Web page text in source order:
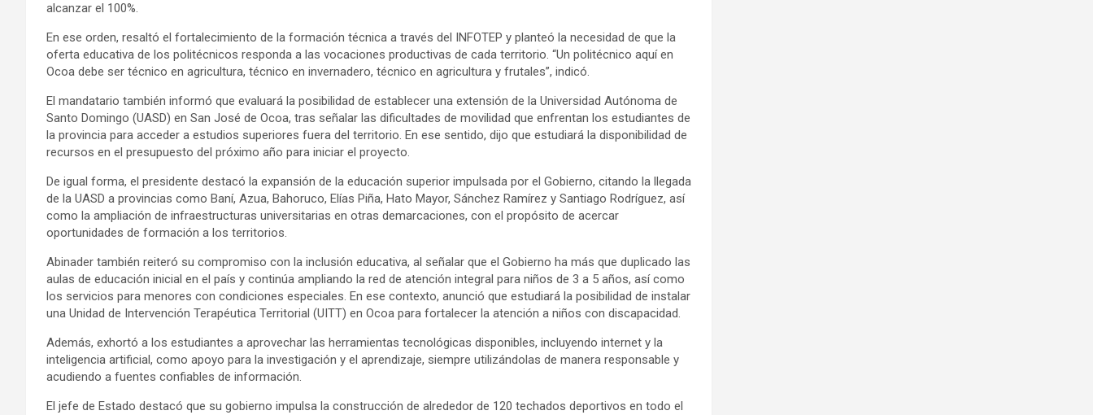
alcanzar el 100%.
En ese orden, resaltó el fortalecimiento de la formación técnica a través del INFOTEP y planteó la necesidad de que la
oferta educativa de los politécnicos responda a las vocaciones productivas de cada territorio. “Un politécnico aquí en
Ocoa debe ser técnico en agricultura, técnico en invernadero, técnico en agricultura y frutales”, indicó.
El mandatario también informó que evaluará la posibilidad de establecer una extensión de la Universidad Autónoma de
Santo Domingo (UASD) en San José de Ocoa, tras señalar las dificultades de movilidad que enfrentan los estudiantes de
la provincia para acceder a estudios superiores fuera del territorio. En ese sentido, dijo que estudiará la disponibilidad de
recursos en el presupuesto del próximo año para iniciar el proyecto.
De igual forma, el presidente destacó la expansión de la educación superior impulsada por el Gobierno, citando la llegada
de la UASD a provincias como Baní, Azua, Bahoruco, Elías Piña, Hato Mayor, Sánchez Ramírez y Santiago Rodríguez, así
como la ampliación de infraestructuras universitarias en otras demarcaciones, con el propósito de acercar
oportunidades de formación a los territorios.
Abinader también reiteró su compromiso con la inclusión educativa, al señalar que el Gobierno ha más que duplicado las
aulas de educación inicial en el país y continúa ampliando la red de atención integral para niños de 3 a 5 años, así como
los servicios para menores con condiciones especiales. En ese contexto, anunció que estudiará la posibilidad de instalar
una Unidad de Intervención Terapéutica Territorial (UITT) en Ocoa para fortalecer la atención a niños con discapacidad.
Además, exhortó a los estudiantes a aprovechar las herramientas tecnológicas disponibles, incluyendo internet y la
inteligencia artificial, como apoyo para la investigación y el aprendizaje, siempre utilizándolas de manera responsable y
acudiendo a fuentes confiables de información.
El jefe de Estado destacó que su gobierno impulsa la construcción de alrededor de 120 techados deportivos en todo el